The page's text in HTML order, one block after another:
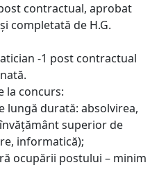
contractual, aprobat
completată de H.G.
-1 post contractual
la concurs:
lungă durată: absolvirea,
superior de
informatică);
ocupării postului – minim